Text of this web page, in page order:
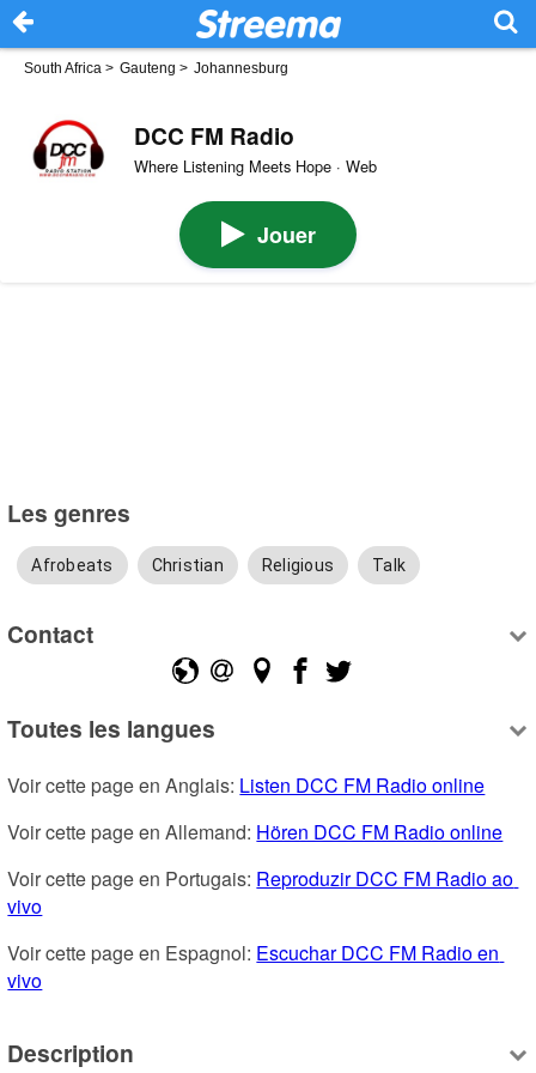
South Africa > Gauteng > Johannesburg
DCC FM Radio
Where Listening Meets Hope · Web
Jouer
Les genres
Afrobeats Christian Religious Talk
Contact
Toutes les langues
Voir cette page en Anglais: Listen DCC FM Radio online
Voir cette page en Allemand: Hören DCC FM Radio online
Voir cette page en Portugais: Reproduzir DCC FM Radio ao
vivo
Voir cette page en Espagnol: Escuchar DCC FM Radio en
vivo
Description